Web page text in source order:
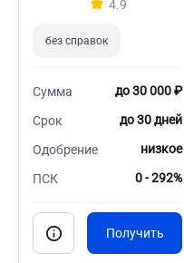
4.9
без справок
Сумма до 30 000 ₽
Срок до 30 дней
Одобрение низкое
ПСК 0 - 292%